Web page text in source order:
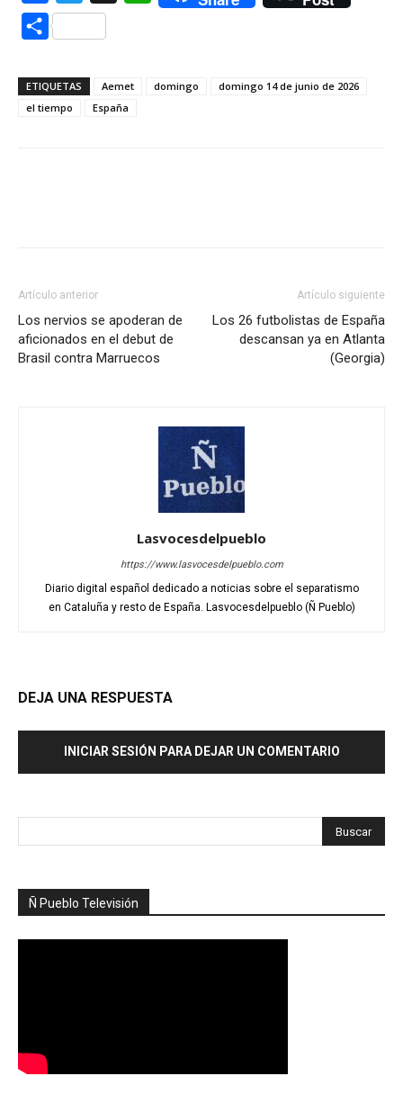
Compartir
ETIQUETAS Aemet domingo
domingo 14 de junio de 2026
el tiempo
España
Artículo anterior
Los nervios se apoderan de
aficionados en el debut de
Brasil contra Marruecos
Artículo siguiente
Los 26 futbolistas de España
descansan ya en Atlanta
(Georgia)
Lasvocesdelpueblo
https://www.lasvocesdelpueblo.com
Diario digital español dedicado a noticias sobre el separatismo
en Cataluña y resto de España. Lasvocesdelpueblo (Ñ Pueblo)
DEJA UNA RESPUESTA
INICIAR SESIÓN PARA DEJAR UN COMENTARIO
Ñ Pueblo Televisión